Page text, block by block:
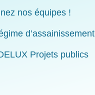
nos équipes !
d’assainissement
Projets publics